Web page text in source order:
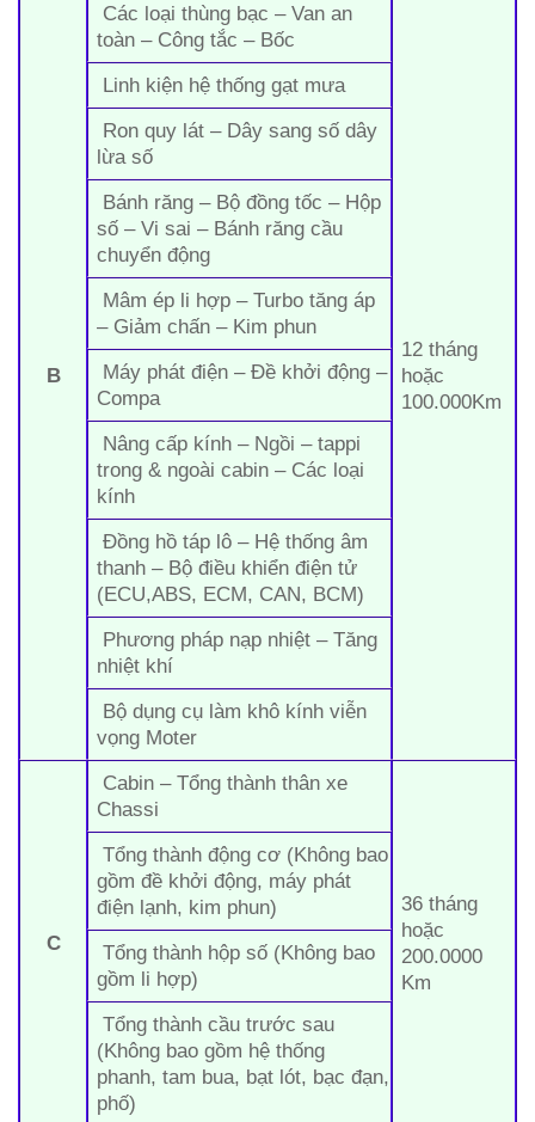
B
Các loại thùng bạc – Van an
toàn – Công tắc – Bốc
12 tháng
hoặc
100.000Km
Linh kiện hệ thống gạt mưa
Ron quy lát – Dây sang số dây
lừa số
Bánh răng – Bộ đồng tốc – Hộp
số – Vi sai – Bánh răng cầu
chuyển động
Mâm ép li hợp – Turbo tăng áp
– Giảm chấn – Kim phun
Máy phát điện – Đề khởi động –
Compa
Nâng cấp kính – Ngồi – tappi
trong & ngoài cabin – Các loại
kính
Đồng hồ táp lô – Hệ thống âm
thanh – Bộ điều khiển điện tử
(ECU,ABS, ECM, CAN, BCM)
Phương pháp nạp nhiệt – Tăng
nhiệt khí
Bộ dụng cụ làm khô kính viễn
vọng Moter
C
Cabin – Tổng thành thân xe
Chassi
36 tháng
hoặc
200.0000
Km
Tổng thành động cơ (Không bao
gồm đề khởi động, máy phát
điện lạnh, kim phun)
Tổng thành hộp số (Không bao
gồm li hợp)
Tổng thành cầu trước sau
(Không bao gồm hệ thống
phanh, tam bua, bạt lót, bạc đạn,
phố)